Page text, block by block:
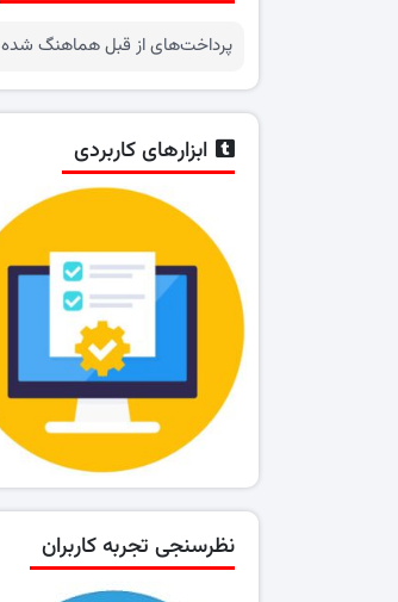
پرداخت‌های از قبل هماهنگ شده
ابزارهای کاربردی
نظرسنجی تجربه کاربران